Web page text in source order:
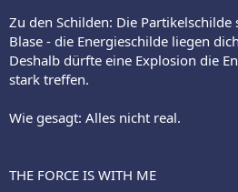
Zu den Schilden: Die
Blase - die Energieschilde liegen
Deshalb dürfte eine Explosion die
stark treffen.
Wie gesagt: Alles nicht real.
THE FORCE IS WITH ME